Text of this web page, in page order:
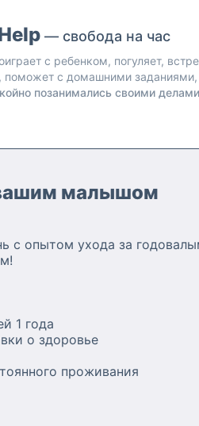
— свобода на час
с ребенком, погуляет,
поможет с домашними заданиями,
позанимались своими
вашим малышом
с опытом ухода за
1 года
о здоровье
проживания